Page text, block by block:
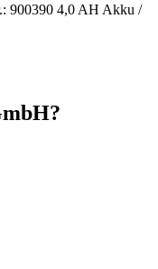
900390 4,0 AH Akku /